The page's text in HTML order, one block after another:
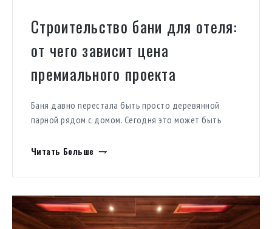
Строительство бани для отеля:
от чего зависит цена
премиального проекта
Баня давно перестала быть просто деревянной
парной рядом с домом. Сегодня это может быть
инфраструктуры отеля или отдельный коммерческий
имеет очень разную стоимость. Один проект можно
реализовать как компактную домашнюю сауну.
Другой — как архитектурный комплекс с бассейном,
хамамом, зоной отдыха, профессиональной
Читать Больше